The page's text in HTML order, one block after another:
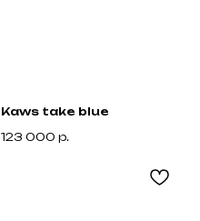
Kaws take blue
123 000 р.